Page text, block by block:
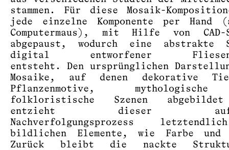
stammen. Für diese Mosaik-
jede einzelne Komponente per Hand
Computermaus), mit Hilfe von CAD-
abgepaust, wodurch eine abstrakte
digital entworfener Fliesen-
entsteht. Den ursprünglichen
Mosaike, auf denen dekorative
Pflanzenmotive,
folkloristische Szenen
entzieht dieser
Nachverfolgungsprozess
bildlichen Elemente, wie Farbe und
Zurück bleibt die nackte